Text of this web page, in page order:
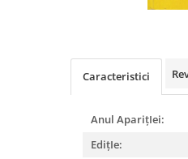
Caracteristici
Anul AparițIei:
EdițIe: